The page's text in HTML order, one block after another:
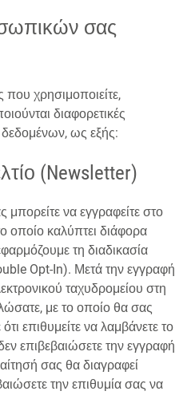
σας
χρησιμοποιείτε,
διαφορετικές
ως εξής:
(Newsletter)
να εγγραφείτε στο
οποίο καλύπτει διάφορα
τη διαδικασία
Opt-In). Μετά την εγγραφή
ταχυδρομείου στη
με το οποίο θα σας
επιθυμείτε να λαμβάνετε το
επιβεβαιώσετε την εγγραφή
σας θα διαγραφεί
την επιθυμία σας να